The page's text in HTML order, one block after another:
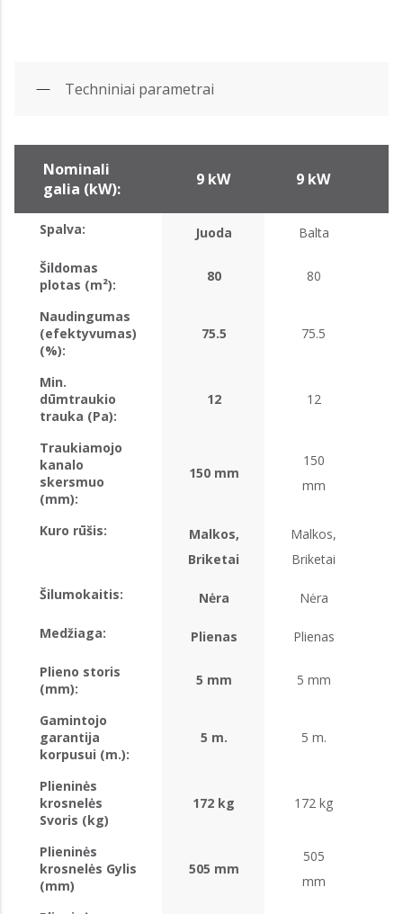
Techniniai parametrai
Nominali
galia (kW):
9 kW 9 kW
Spalva: Juoda Balta
Šildomas
plotas (m²):
80 80
Naudingumas
(efektyvumas)
(%):
75.5 75.5
Min.
dūmtraukio
trauka (Pa):
12 12
Traukiamojo
kanalo
skersmuo
(mm):
150 mm
150
mm
Kuro rūšis:
Malkos,
Briketai
Malkos,
Briketai
Šilumokaitis: Nėra Nėra
Medžiaga: Plienas Plienas
Plieno storis
(mm):
5 mm 5 mm
Gamintojo
garantija
korpusui (m.):
5 m. 5 m.
Plieninės
krosnelės
Svoris (kg)
172 kg 172 kg
Plieninės
krosnelės Gylis
(mm)
505 mm
505
mm